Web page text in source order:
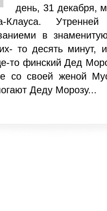
день, 31 декабря,
Клауса.
в
то десять
то финский Дед
со своей женой
Деду Морозу...